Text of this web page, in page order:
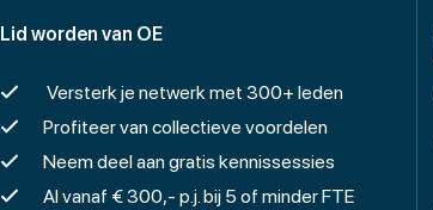
Lid worden van OE
Versterk je netwerk met 300+ leden
Profiteer van collectieve voordelen
Neem deel aan gratis kennissessies
Al vanaf € 300,- p.j. bij 5 of minder FTE